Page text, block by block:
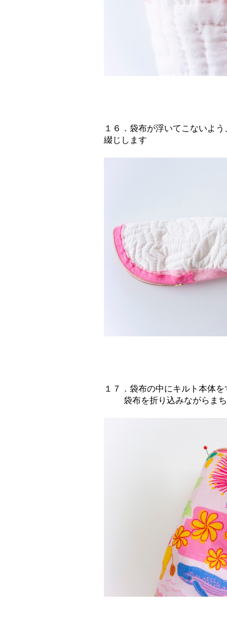
１６．袋布が浮いてこないよ
綴じします
１７．袋布の中にキルト本体
袋布を折り込みながらまち